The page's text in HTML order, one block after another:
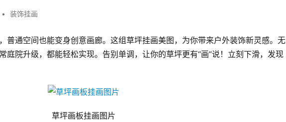
• 装饰挂画
普通空间也能变身创意画廊。这组草坪挂画美图，为你带来户外装饰新灵感。无
庭院升级，都能轻松实现。告别单调，让你的草坪更有“画”说！立刻下滑，发现
草坪画板挂画图片